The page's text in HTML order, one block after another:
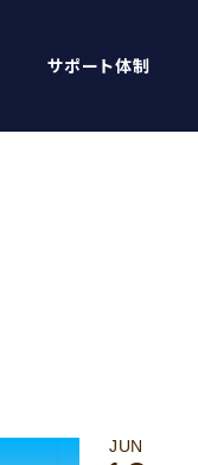
サポート体制
JUN